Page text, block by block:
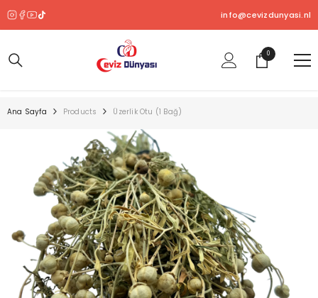
info@cevizdunyasi.nl
00
ürün
Ana Sayfa Products Üzerlik Otu (1 Bağ)